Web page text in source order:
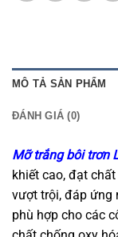
MÔ TẢ SẢN PHẨM
ĐÁNH GIÁ (0)
Mỡ trắng bôi trơn
khiết cao, đạt
vượt trội, đáp ứng
phù hợp cho các